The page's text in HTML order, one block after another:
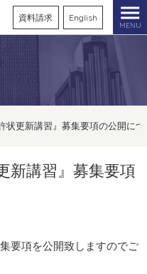
資料請求 English
MENU
状更新講習』募集要項の公開につ
新講習』募集要項
要項を公開致しますのでご